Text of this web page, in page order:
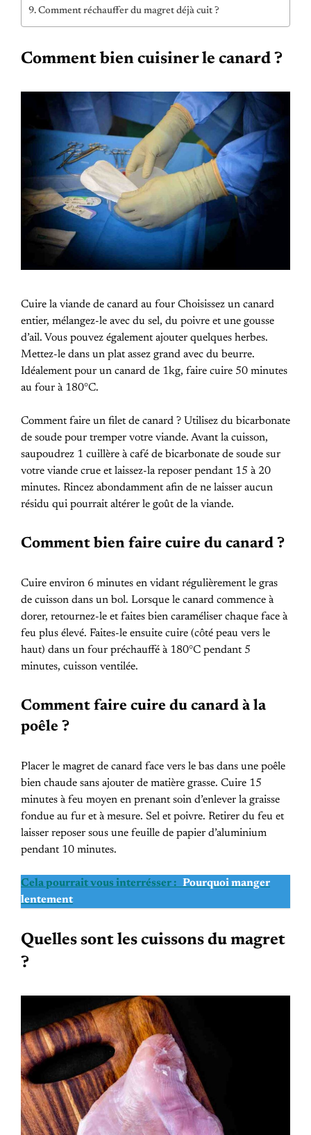
Comment réchauffer du magret déjà cuit ?
Comment bien cuisiner le canard ?
Cuire la viande de canard au four Choisissez un canard
entier, mélangez-le avec du sel, du poivre et une gousse
d’ail. Vous pouvez également ajouter quelques herbes.
Mettez-le dans un plat assez grand avec du beurre.
Idéalement pour un canard de 1kg, faire cuire 50 minutes
au four à 180°C.
Comment faire un filet de canard ? Utilisez du bicarbonate
de soude pour tremper votre viande. Avant la cuisson,
saupoudrez 1 cuillère à café de bicarbonate de soude sur
votre viande crue et laissez-la reposer pendant 15 à 20
minutes. Rincez abondamment afin de ne laisser aucun
résidu qui pourrait altérer le goût de la viande.
Comment bien faire cuire du canard ?
Cuire environ 6 minutes en vidant régulièrement le gras
de cuisson dans un bol. Lorsque le canard commence à
dorer, retournez-le et faites bien caraméliser chaque face à
feu plus élevé. Faites-le ensuite cuire (côté peau vers le
haut) dans un four préchauffé à 180°C pendant 5
minutes, cuisson ventilée.
Comment faire cuire du canard à la
poêle ?
Placer le magret de canard face vers le bas dans une poêle
bien chaude sans ajouter de matière grasse. Cuire 15
minutes à feu moyen en prenant soin d’enlever la graisse
fondue au fur et à mesure. Sel et poivre. Retirer du feu et
laisser reposer sous une feuille de papier d’aluminium
pendant 10 minutes.
Cela pourrait vous interrésser : Pourquoi manger
lentement
Quelles sont les cuissons du magret
?